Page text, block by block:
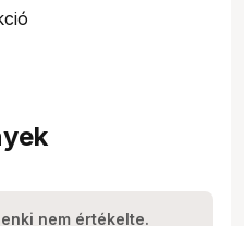
nem értékelte.